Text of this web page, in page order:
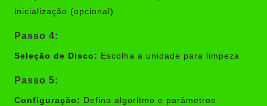
inicialização (opcional)
Passo 4:
Seleção de Disco: Escolha a unidade para limpeza
Passo 5:
Configuração: Defina algoritmo e parâmetros